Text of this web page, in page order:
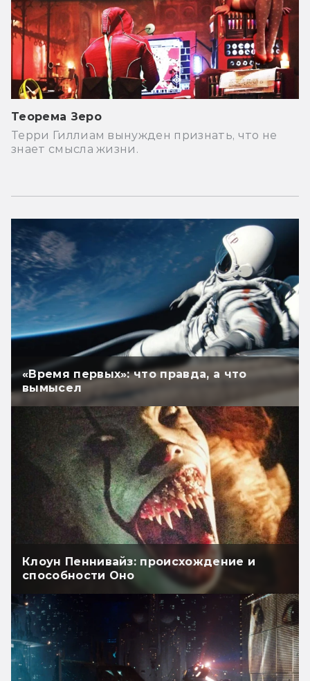
Теорема Зеро
Терри Гиллиам вынужден признать, что не
знает смысла жизни.
«Время первых»: что правда, а что
вымысел
Клоун Пеннивайз: происхождение и
способности Оно